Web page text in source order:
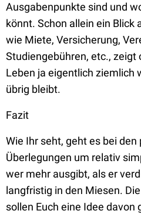
Ausgabenpunkte sind und
könnt. Schon allein ein Blick
wie Miete, Versicherung,
Studiengebühren, etc., zeigt
Leben ja eigentlich ziemlich
übrig bleibt.
Fazit
Wie Ihr seht, geht es bei
Überlegungen um relativ
wer mehr ausgibt, als er
langfristig in den Miesen.
sollen Euch eine Idee davon